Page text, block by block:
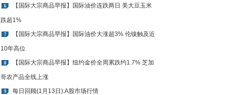
6 【国际大宗商品早报】国际油价连跌两日 美大豆玉米
跌超1%
7 【国际大宗商品早报】国际油价大涨超3% 伦镍触及近
10年高位
8 【国际大宗商品早报】纽约金价全周累跌约1.7% 芝加
哥农产品全线上涨
9 每日回顾(1月13日):A股市场行情